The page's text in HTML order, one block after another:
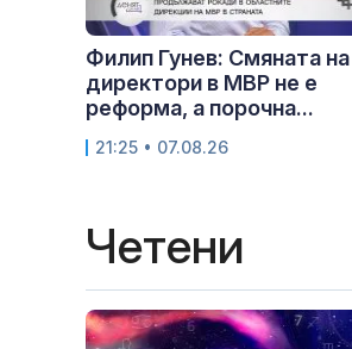
Филип Гунев: Смяната на
директори в МВР не е
реформа, а порочна...
21:25 • 07.08.26
Четени